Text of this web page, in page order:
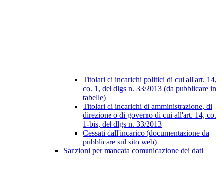
Titolari di incarichi politici di cui all'art. 14,
co. 1, del dlgs n. 33/2013 (da pubblicare in
tabelle)
Titolari di incarichi di amministrazione, di
direzione o di governo di cui all'art. 14, co.
1-bis, del dlgs n. 33/2013
Cessati dall'incarico (documentazione da
pubblicare sul sito web)
Sanzioni per mancata comunicazione dei dati